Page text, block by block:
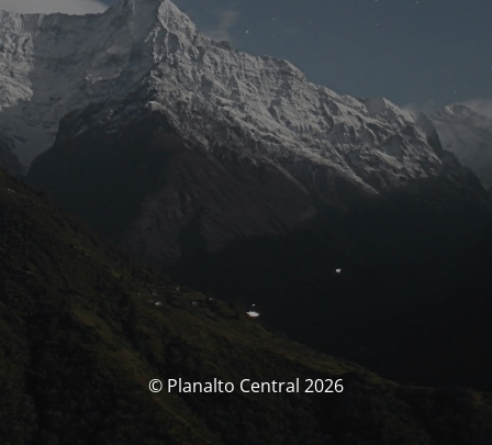
© Planalto Central 2026